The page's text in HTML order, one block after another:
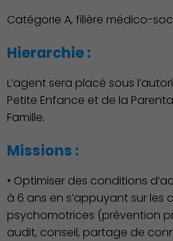
Catégorie A, filière médico-
Hierarchie :
L’agent sera placé sous
Petite Enfance et de la
Famille.
Missions :
• Optimiser des conditions
à 6 ans en s’appuyant sur les
psychomotrices (prévention
audit, conseil, partage de